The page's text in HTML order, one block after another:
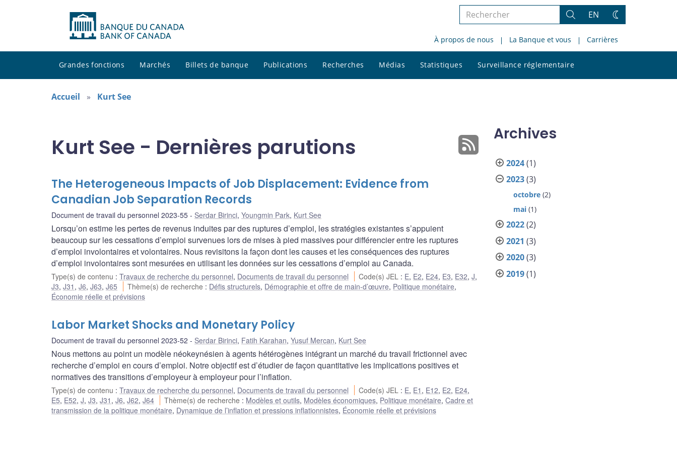
Rechercher
le
site
Rechercher
EN
Changez
thème
À propos de nous La Banque et vous Carrières
Grandes fonctions Marchés Billets de banque Publications Recherches Médias Statistiques Surveillance réglementaire
le
Accueil Kurt See
Kurt See - Dernières parutions
The Heterogeneous Impacts of Job Displacement: Evidence from
Canadian Job Separation Records
Document de travail du personnel 2023-55 Serdar Birinci, Youngmin Park, Kurt See
Lorsqu’on estime les pertes de revenus induites par des ruptures d’emploi, les stratégies existantes s’appuient
beaucoup sur les cessations d’emploi survenues lors de mises à pied massives pour différencier entre les ruptures
d’emploi involontaires et volontaires. Nous revisitons la façon dont les causes et les conséquences des ruptures
d’emploi involontaires sont mesurées en utilisant les données sur les cessations d’emploi au Canada.
Type(s) de contenu : Travaux de recherche du personnel, Documents de travail du personnel Code(s) JEL : E, E2, E24, E3, E32,J,
J3, J31 , J6, J63, J65 Thème(s) de recherche : Défis structurels, Démographie et offre de main-d’œuvre, Politique monétaire,
Économie réelle et prévisions
Labor Market Shocks and Monetary Policy
Document de travail du personnel 2023-52 Serdar Birinci, Fatih Karahan, Yusuf Mercan, Kurt See
Nous mettons au point un modèle néokeynésien à agents hétérogènes intégrant un marché du travail frictionnel avec
recherche d’emploi en cours d’emploi. Notre objectif est d’étudier de façon quantitative les implications positives et
normatives des transitions d’employeur à employeur pour l’inflation.
Type(s) de contenu : Travaux de recherche du personnel, Documents de travail du personnel Code(s) JEL : E, E1 , E12, E2, E24,
E5, E52, J, J3, J31 , J6, J62, J64 Thème(s) de recherche : Modèles et outils, Modèles économiques, Politique monétaire,Cadre et
transmission de la politique monétaire, Dynamique de l’inflation et pressions inflationnistes, Économie réelle et prévisions
Archives
2024(1)
2023(3)
octobre (2)
mai (1)
2022(2)
2021 (3)
2020(3)
2019(1)